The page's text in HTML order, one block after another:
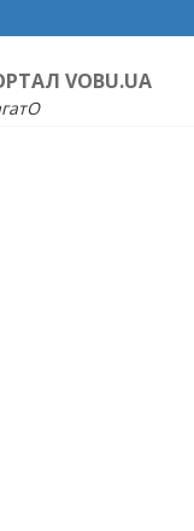
VOBU.UA